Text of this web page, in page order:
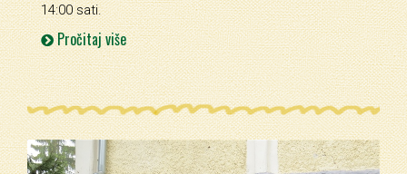
14:00 sati.
Pročitaj više